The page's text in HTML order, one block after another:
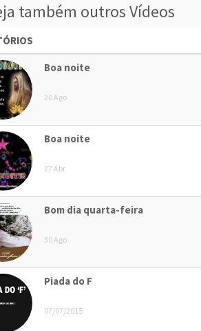
também outros Vídeos
Boa noite
20 Ago
Boa noite
27 Abr
Bom dia quarta-feira
30 Ago
Piada do F
07/07/2015